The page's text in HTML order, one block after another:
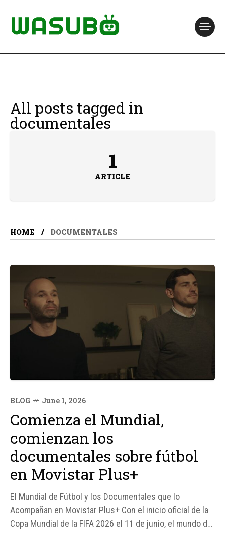
All posts tagged in
documentales
1
ARTICLE
HOME DOCUMENTALES
BLOG June 1, 2026
Comienza el Mundial,
comienzan los
documentales sobre fútbol
en Movistar Plus+
El Mundial de Fútbol y los Documentales que lo
Acompañan en Movistar Plus+ Con el inicio oficial de la
Copa Mundial de la FIFA 2026 el 11 de junio, el mundo del